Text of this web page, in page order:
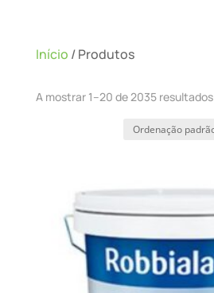
Início / Produtos
A mostrar 1–20 de 2035 resultados